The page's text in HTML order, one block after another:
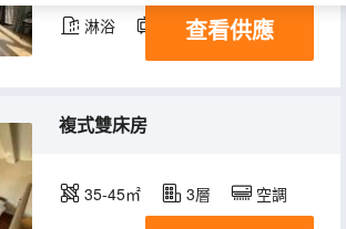
淋浴 電視機
查看供應
複式雙床房
35-45㎡ 3層 空調